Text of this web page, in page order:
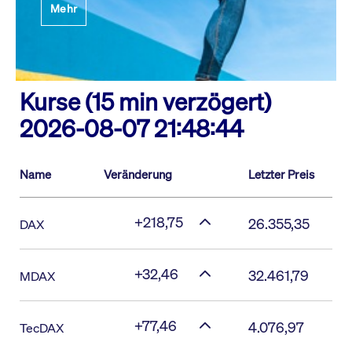
Mehr
Kurse (15 min verzögert)
2026-08-07 21:48:44
Name Veränderung Letzter Preis
DAX +218,75 26.355,35
MDAX +32,46 32.461,79
TecDAX +77,46 4.076,97